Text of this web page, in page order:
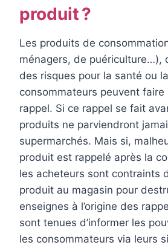
produit ?
Les produits de
ménagers, de puériculture…),
des risques pour la santé ou
consommateurs peuvent faire
rappel. Si ce rappel se fait
produits ne parviendront
supermarchés. Mais si,
produit est rappelé après la
les acheteurs sont contraints
produit au magasin pour
enseignes à l’origine des
sont tenues d’informer les
les consommateurs via leurs